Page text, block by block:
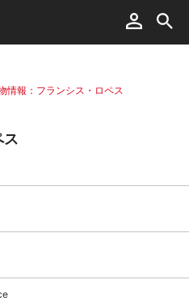
情報：フランシス・ロペス
ス